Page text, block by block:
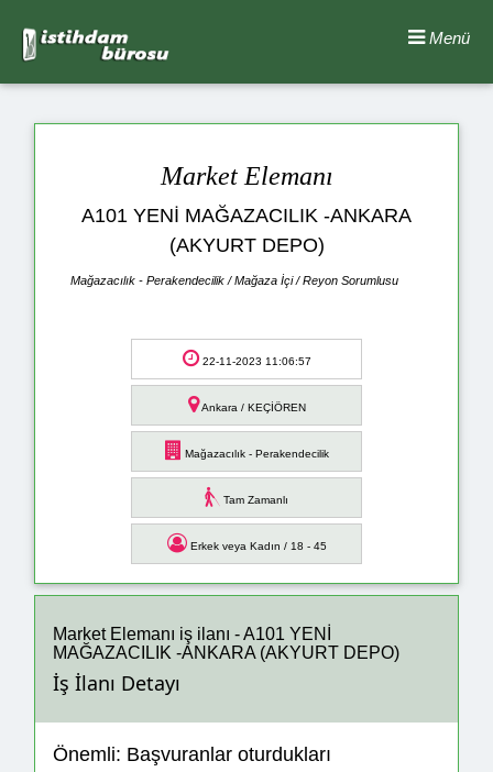
Menü
Market Elemanı
A101 YENİ MAĞAZACILIK -ANKARA
(AKYURT DEPO)
Mağazacılık - Perakendecilik / Mağaza İçi / Reyon Sorumlusu
22-11-2023 11:06:57
Ankara / KEÇİÖREN
Mağazacılık - Perakendecilik
Tam Zamanlı
Erkek veya Kadın / 18 - 45
Market Elemanı iş ilanı - A101 YENİ
MAĞAZACILIK -ANKARA (AKYURT DEPO)
İş İlanı Detayı
Önemli: Başvuranlar oturdukları